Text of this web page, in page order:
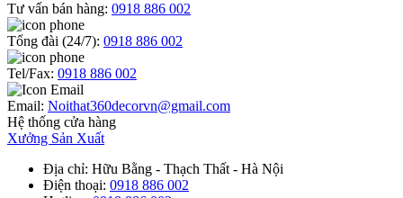
Tư vấn bán hàng: 0918 886 002
Tổng đài (24/7): 0918 886 002
Tel/Fax: 0918 886 002
Email: Noithat360decorvn@gmail.com
Hệ thống cửa hàng
Xưởng Sản Xuất
Địa chỉ: Hữu Bằng - Thạch Thất - Hà Nội
Điện thoại: 0918 886 002